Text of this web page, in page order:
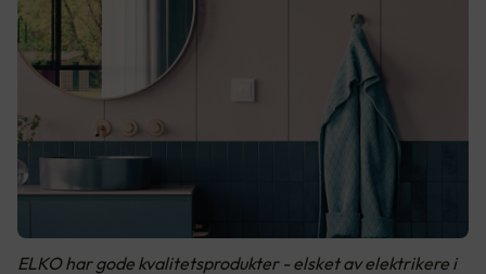
ELKO har gode kvalitetsprodukter - elsket av elektrikere i